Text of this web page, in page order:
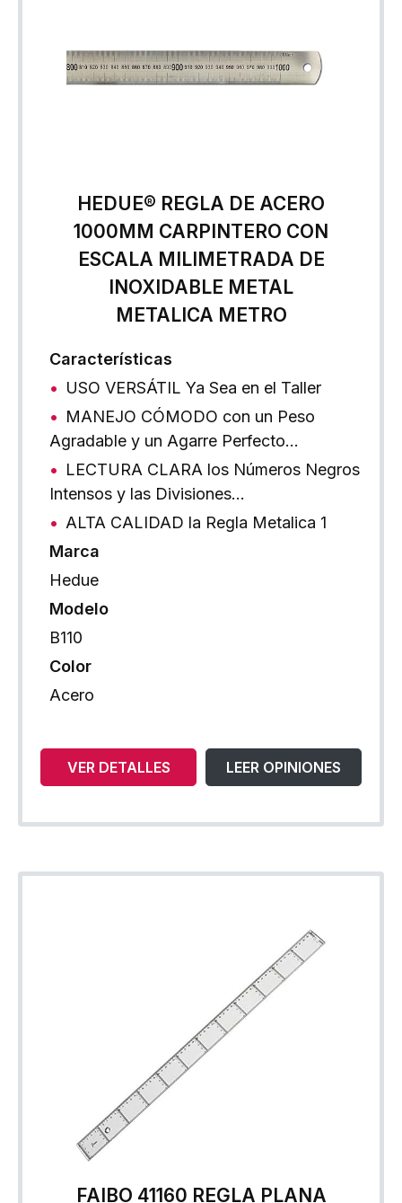
HEDUE® REGLA DE ACERO
1000MM CARPINTERO CON
ESCALA MILIMETRADA DE
INOXIDABLE METAL
METALICA METRO
Características
USO VERSÁTIL Ya Sea en el Taller
MANEJO CÓMODO con un Peso
Agradable y un Agarre Perfecto…
LECTURA CLARA los Números Negros
Intensos y las Divisiones…
ALTA CALIDAD la Regla Metalica 1
Marca
Hedue
Modelo
B110
Color
Acero
VER DETALLES LEER OPINIONES
FAIBO 41160 REGLA PLANA